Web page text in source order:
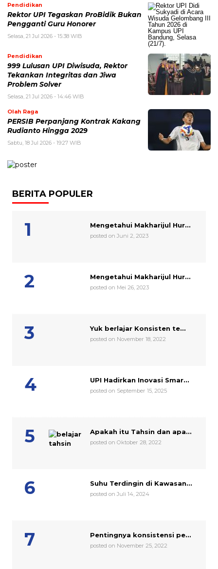
Pendidikan
Rektor UPI Tegaskan ProBidik Bukan
Pengganti Guru Honorer
Selasa, 21 Jul 2026 - 15:38 WIB
Pendidikan
999 Lulusan UPI Diwisuda, Rektor
Tekankan Integritas dan Jiwa
Problem Solver
Selasa, 21 Jul 2026 - 14:46 WIB
Olah Raga
PERSIB Perpanjang Kontrak Kakang
Rudianto Hingga 2029
Sabtu, 18 Jul 2026 - 19:27 WIB
BERITA POPULER
Mengetahui Makharijul Hur...
posted on Juni 2, 2023
Mengetahui Makharijul Hur...
posted on Mei 26, 2023
Yuk berlajar Konsisten te...
posted on November 18, 2022
UPI Hadirkan Inovasi Smar...
posted on September 15, 2025
Apakah itu Tahsin dan apa...
posted on Oktober 28, 2022
Suhu Terdingin di Kawasan...
posted on Juli 14, 2024
Pentingnya konsistensi pe...
posted on November 25, 2022